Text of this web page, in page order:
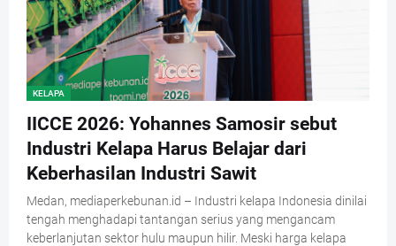
KELAPA
IICCE 2026: Yohannes Samosir sebut
Industri Kelapa Harus Belajar dari
Keberhasilan Industri Sawit
Medan, mediaperkebunan.id – Industri kelapa Indonesia dinilai
tengah menghadapi tantangan serius yang mengancam
keberlanjutan sektor hulu maupun hilir. Meski harga kelapa